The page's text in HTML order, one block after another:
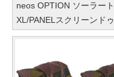
neos OPTION ソーラー
XL/PANELスクリーンド